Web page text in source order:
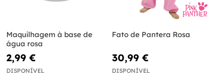
Maquilhagem à base de
água rosa
2,99 €
DISPONÍVEL
Fato de Pantera Rosa
30,99 €
DISPONÍVEL